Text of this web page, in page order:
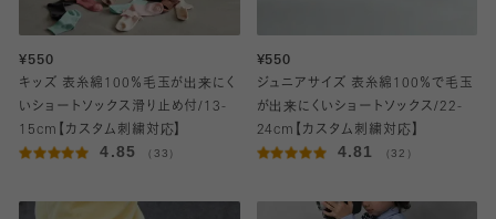
¥550
キッズ 表糸綿100％毛玉が出来にく
いショートソックス滑り止め付/13-
15cm【カスタム刺繍対応】
4.85 （33）
¥550
ジュニアサイズ 表糸綿100％で毛玉
が出来にくいショートソックス/22-
24cm【カスタム刺繍対応】
4.81 （32）